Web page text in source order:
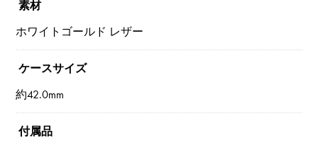
素材
ホワイトゴールド レザー
ケースサイズ
約42.0mm
付属品